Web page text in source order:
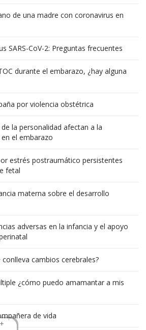
de una madre con coronavirus en
SARS-CoV-2: Preguntas frecuentes
durante el embarazo, ¿hay alguna
por violencia obstétrica
la personalidad afectan a la
el embarazo
estrés postraumático persistentes
fetal
materna sobre el desarrollo
adversas en la infancia y el apoyo
cambios cerebrales?
¿cómo puedo amamantar a mis
de vida